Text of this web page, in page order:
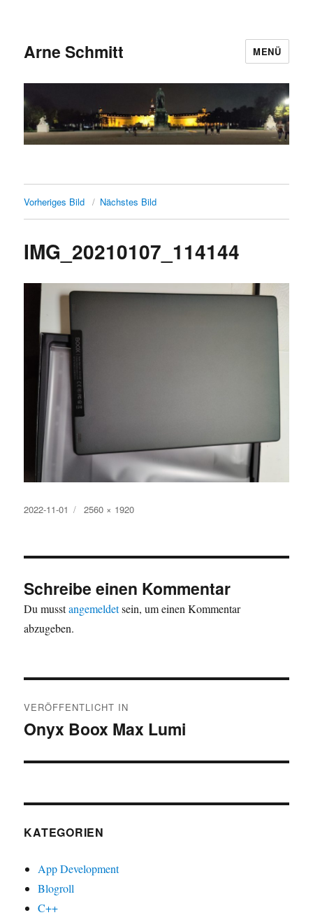
Arne Schmitt MENÜ
Vorheriges Bild Nächstes Bild
IMG_20210107_114144
Veröffentlicht
2022-11-01 Originalgröße
2560 × 1920
Schreibe einen Kommentar
Du musstangemeldetsein, um einen Kommentar
abzugeben.
VERÖFFENTLICHT IN
Onyx Boox Max Lumi
KATEGORIEN
App Development
Blogroll
C++